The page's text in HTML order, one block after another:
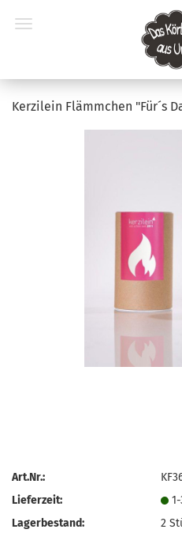
Kerzilein Flämmchen "Für´s
Art.Nr.:
Lieferzeit:
Lagerbestand:
2